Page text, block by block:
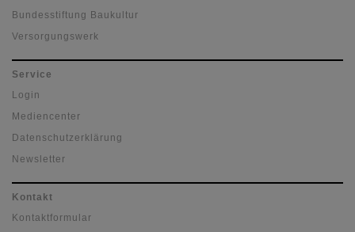
Bundesstiftung Baukultur
Versorgungswerk
Service
Login
Mediencenter
Datenschutzerklärung
Newsletter
Kontakt
Kontaktformular